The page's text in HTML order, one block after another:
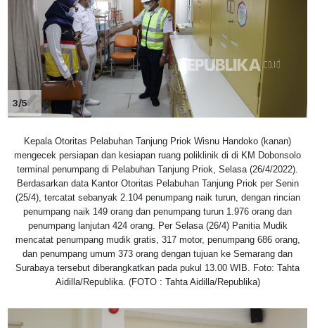
3/5
Kepala Otoritas Pelabuhan Tanjung Priok Wisnu Handoko (kanan)
mengecek persiapan dan kesiapan ruang poliklinik di di KM Dobonsolo
terminal penumpang di Pelabuhan Tanjung Priok, Selasa (26/4/2022).
Berdasarkan data Kantor Otoritas Pelabuhan Tanjung Priok per Senin
(25/4), tercatat sebanyak 2.104 penumpang naik turun, dengan rincian
penumpang naik 149 orang dan penumpang turun 1.976 orang dan
penumpang lanjutan 424 orang. Per Selasa (26/4) Panitia Mudik
mencatat penumpang mudik gratis, 317 motor, penumpang 686 orang,
dan penumpang umum 373 orang dengan tujuan ke Semarang dan
Surabaya tersebut diberangkatkan pada pukul 13.00 WIB. Foto: Tahta
Aidilla/Republika. (FOTO : Tahta Aidilla/Republika)